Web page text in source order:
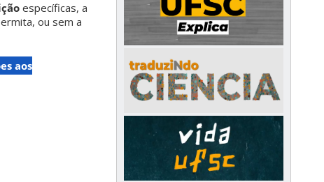
específicas, a
ou sem a
aos